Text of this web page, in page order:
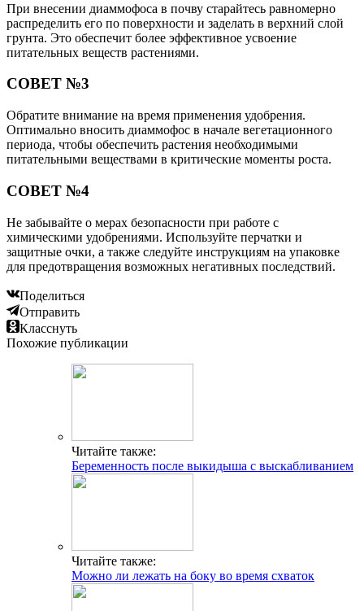
При внесении диаммофоса в почву старайтесь равномерно
распределить его по поверхности и заделать в верхний слой
грунта. Это обеспечит более эффективное усвоение
питательных веществ растениями.
СОВЕТ №3
Обратите внимание на время применения удобрения.
Оптимально вносить диаммофос в начале вегетационного
периода, чтобы обеспечить растения необходимыми
питательными веществами в критические моменты роста.
СОВЕТ №4
Не забывайте о мерах безопасности при работе с
химическими удобрениями. Используйте перчатки и
защитные очки, а также следуйте инструкциям на упаковке
для предотвращения возможных негативных последствий.
Поделиться
Отправить
Класснуть
Похожие публикации
Читайте также:
Беременность после выкидыша с выскабливанием
Читайте также:
Можно ли лежать на боку во время схваток